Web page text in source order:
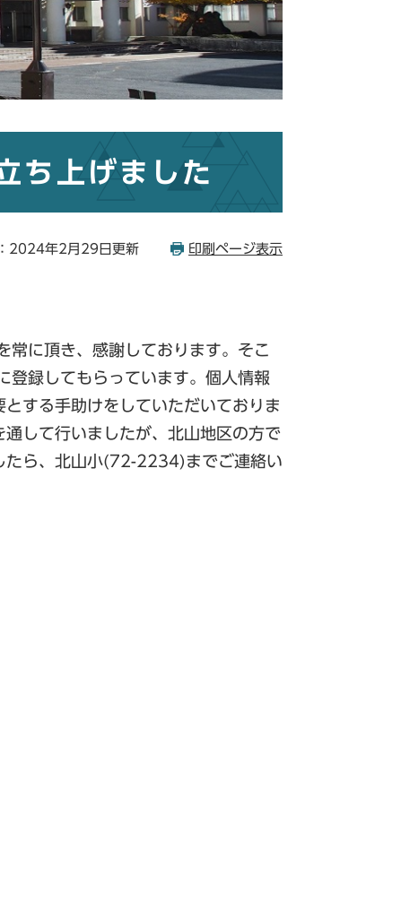
ち上げました
2024年2月29日更新 印刷ページ表示
常に頂き、感謝しております。そこ
登録してもらっています。個人情報
する手助けをしていただいておりま
して行いましたが、北山地区の方で
たら、北山小(72-2234)までご連絡い